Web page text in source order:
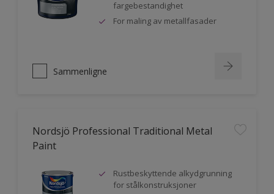
fargebestandighet
For maling av metallfasader
Sammenligne
Nordsjö Professional Traditional Metal
Paint
Rustbeskyttende alkydgrunning
for stålkonstruksjoner